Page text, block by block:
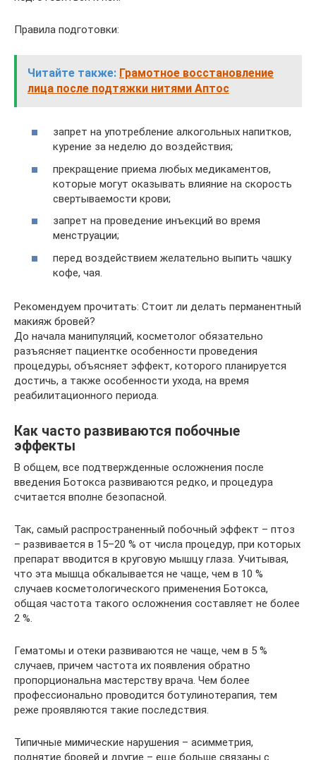
Правила подготовки:
Читайте также: Грамотное восстановление
лица после подтяжки нитями Аптос
запрет на употребление алкогольных напитков,
курение за неделю до воздействия;
прекращение приема любых медикаментов,
которые могут оказывать влияние на скорость
свертываемости крови;
запрет на проведение инъекций во время
менструации;
перед воздействием желательно выпить чашку
кофе, чая.
Рекомендуем прочитать: Стоит ли делать перманентный
макияж бровей?
До начала манипуляций, косметолог обязательно
разъясняет пациентке особенности проведения
процедуры, объясняет эффект, которого планируется
достичь, а также особенности ухода, на время
реабилитационного периода.
Как часто развиваются побочные
эффекты
В общем, все подтвержденные осложнения после
введения Ботокса развиваются редко, и процедура
считается вполне безопасной.
Так, самый распространенный побочный эффект – птоз
– развивается в 15–20 % от числа процедур, при которых
препарат вводится в круговую мышцу глаза. Учитывая,
что эта мышца обкалывается не чаще, чем в 10 %
случаев косметологического применения Ботокса,
общая частота такого осложнения составляет не более
2 %.
Гематомы и отеки развиваются не чаще, чем в 5 %
случаев, причем частота их появления обратно
пропорциональна мастерству врача. Чем более
профессионально проводится ботулинотерапия, тем
реже проявляются такие последствия.
Типичные мимические нарушения – асимметрия,
поднятие бровей и другие – еще больше связаны с